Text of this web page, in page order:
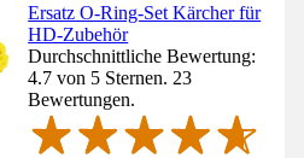
Ersatz O-Ring-Set Kärcher für
HD-Zubehör
Durchschnittliche Bewertung:
4.7 von 5 Sternen. 23
Bewertungen.